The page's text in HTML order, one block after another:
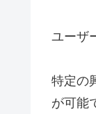
ユーザ
特定の
が可能